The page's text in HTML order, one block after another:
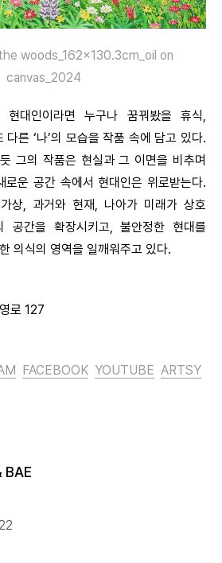
woods_162x130.3cm_oil on
canvas_2024
대인이라면 누구나 꿈꿔봤을 휴식,
른 ‘나’의 모습을 작품 속에 담고 있다.
그의 작품은 현실과 그 이면을 비추며
로운 공간 속에서 현대인은 위로받는다.
상, 과거와 현재, 나아가 미래가 상호
공간을 확장시키고, 불안정한 현대를
의식의 영역을 일깨워주고 있다.
로 127
FACEBOOK YOUTUBE ARTSY
BAE